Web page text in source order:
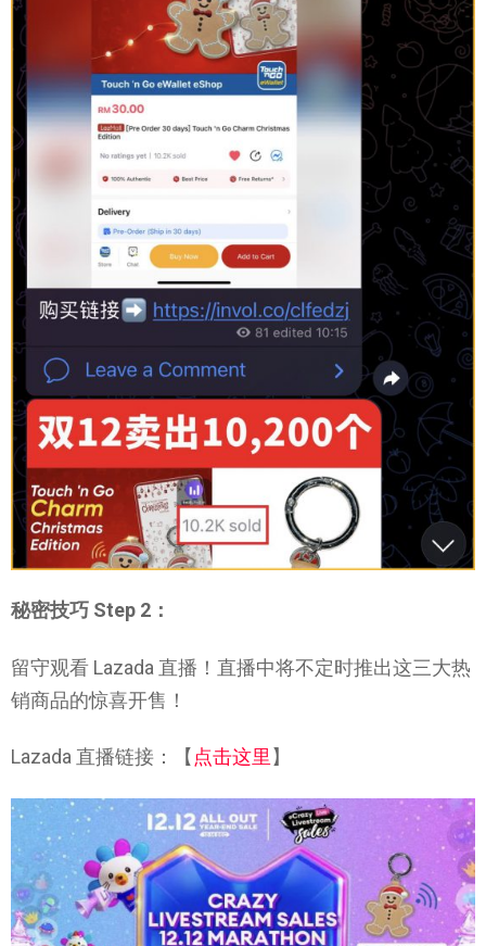
秘密技巧 Step 2：
留守观看 Lazada 直播！直播中将不定时推出这三大热
销商品的惊喜开售！
Lazada 直播链接：【 点击这里 】